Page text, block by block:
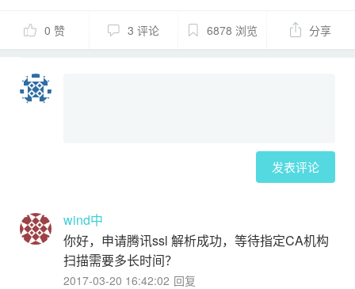
0 赞 3 评论 6878 浏览 分享
发表评论
wind中
你好，申请腾讯ssl 解析成功，等待指定CA机构
扫描需要多长时间？
2017-03-20 16:42:02 回复